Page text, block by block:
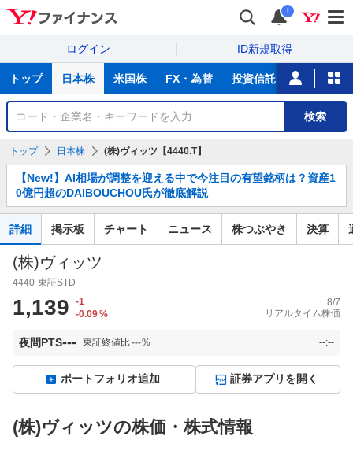
i
ログイン ID新規取得
サ
トップ 日本株 米国株 FX・為替 投資信託 ニュース
銘
検
検索
トップ 日本株 (株)ヴィッツ【4440.T】
知
ら
せ
【New!】AI相場が調整を迎える中で今注目の有望銘柄は？資産1
0億円超のDAIBOUCHOU氏が徹底解説
詳細 掲示板 チャート ニュース 株つぶやき 決算
(株)ヴィッツ
4440 東証STD
1,139
-1
-0.09%
8/7
リアルタイム株価
夜間PTS--- 東証終値比---% --:--
ポートフォリオ追加 証券アプリを開く
(株)ヴィッツの株価・株式情報